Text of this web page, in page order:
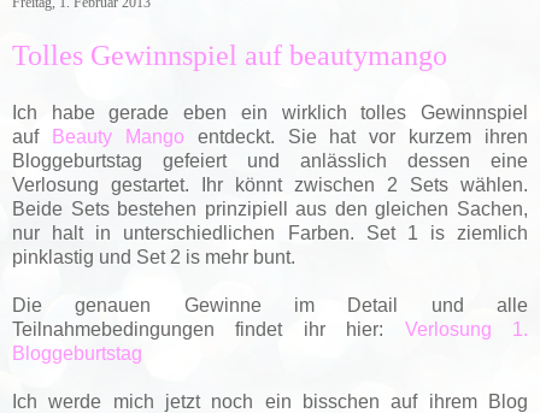
Tolles Gewinnspiel auf beautymango
Ich habe gerade eben ein wirklich tolles Gewinnspiel
auf
Beauty Mango entdeckt. Sie hat vor kurzem ihren
Bloggeburtstag gefeiert und anlässlich dessen eine
Verlosung gestartet. Ihr könnt zwischen 2 Sets wählen.
Beide Sets bestehen prinzipiell aus den gleichen Sachen,
nur halt in unterschiedlichen Farben. Set 1 is ziemlich
pinklastig und Set 2 is mehr bunt.
Die genauen Gewinne im Detail und alle
Teilnahmebedingungen findet ihr hier: Verlosung 1.
Bloggeburtstag
Ich werde mich jetzt noch ein bisschen auf ihrem Blog